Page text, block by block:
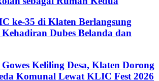
ke-35 di Klaten Berlangsung
Dubes Belanda dan
Gowes Keliling Desa, Klaten Dorong
Komunal Lewat KLIC Fest 2026